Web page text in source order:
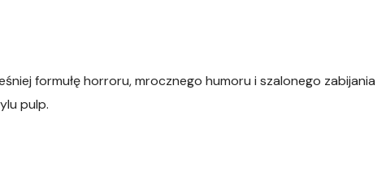
formułę horroru, mrocznego humoru i szalonego zabijania
pulp.